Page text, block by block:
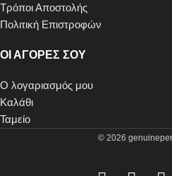
Τρόποι Αποστολής
Πολιτική Επιστροφών
ΟΙ ΑΓΟΡΕΣ ΣΟΥ
Ο λογαριασμός μου
Καλάθι
Ταμείο
© 2026